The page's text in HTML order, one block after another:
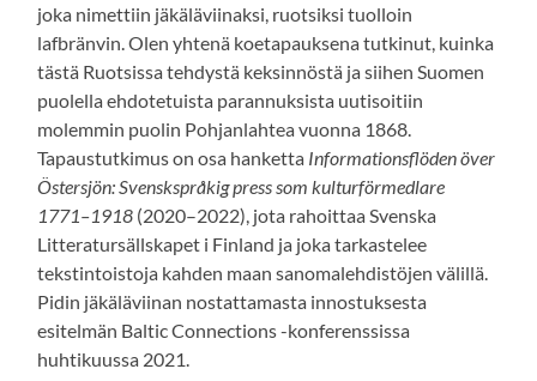
joka nimettiin jäkäläviinaksi, ruotsiksi tuolloin
lafbränvin. Olen yhtenä koetapauksena tutkinut, kuinka
tästä Ruotsissa tehdystä keksinnöstä ja siihen Suomen
puolella ehdotetuista parannuksista uutisoitiin
molemmin puolin Pohjanlahtea vuonna 1868.
Tapaustutkimus on osa hanketta Informationsflöden över
Östersjön: Svenskspråkig press som kulturförmedlare
1771–1918 (2020–2022), jota rahoittaa Svenska
Litteratursällskapet i Finland ja joka tarkastelee
tekstintoistoja kahden maan sanomalehdistöjen välillä.
Pidin jäkäläviinan nostattamasta innostuksesta
esitelmän Baltic Connections -konferenssissa
huhtikuussa 2021.